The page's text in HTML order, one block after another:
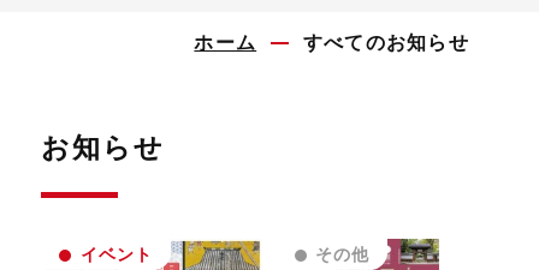
ホーム すべてのお知らせ
お知らせ
イベント その他